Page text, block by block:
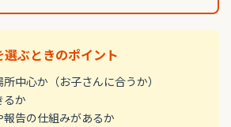
ぶときのポイント
中心か（お子さんに合うか）
るか
報告の仕組みがあるか